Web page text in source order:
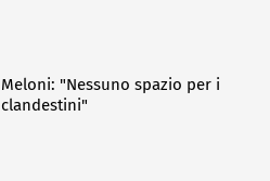
Meloni: "Nessuno spazio per i
clandestini"